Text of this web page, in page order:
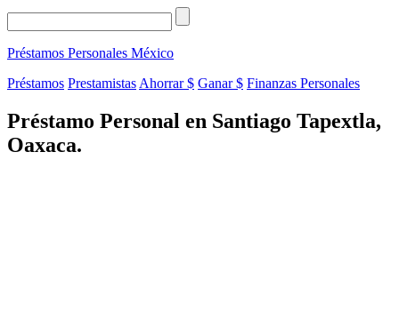
Préstamos Personales México
Préstamos Prestamistas Ahorrar $ Ganar $ Finanzas Personales
Préstamo Personal en Santiago Tapextla,
Oaxaca.